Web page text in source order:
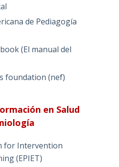
de Pediagogía
(El manual del
foundation (nef)
en Salud
for Intervention
(EPIET)